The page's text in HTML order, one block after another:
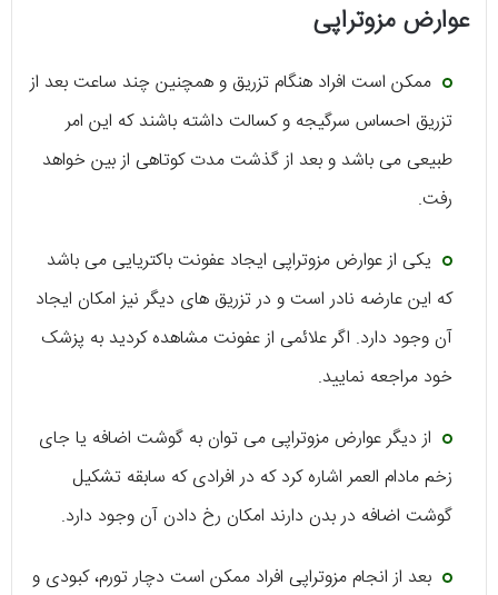
عوارض مزوتراپی
ممکن است افراد هنگام تزریق و همچنین چند ساعت بعد از
تزریق احساس سرگیجه و کسالت داشته باشند که این امر
طبیعی می باشد و بعد از گذشت مدت کوتاهی از بین خواهد
رفت.
یکی از عوارض مزوتراپی ایجاد عفونت باکتریایی می باشد
که این عارضه نادر است و در تزریق های دیگر نیز امکان ایجاد
آن وجود دارد. اگر علائمی از عفونت مشاهده کردید به پزشک
خود مراجعه نمایید.
از دیگر عوارض مزوتراپی می توان به گوشت اضافه یا جای
زخم مادام العمر اشاره کرد که در افرادی که سابقه تشکیل
گوشت اضافه در بدن دارند امکان رخ دادن آن وجود دارد.
بعد از انجام مزوتراپی افراد ممکن است دچار تورم، کبودی و